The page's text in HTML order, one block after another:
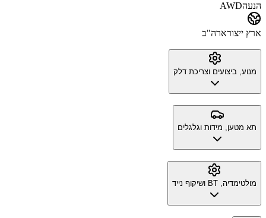
הנעהAWD
ארץ ייצורארה"ב
מנוע, ביצועים וצריכת דלק
תא מטען, מידות וגלגלים
מולטימדיה, BT ושיקוף נייד